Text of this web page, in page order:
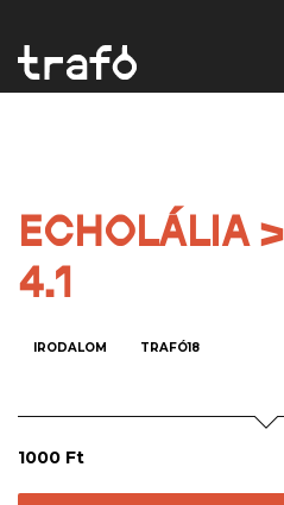
ECHOLÁLIA
4.1
IRODALOM TRAFÓ18
1000 Ft